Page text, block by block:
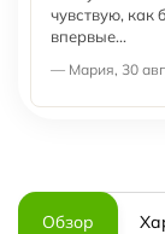
чувствую, как
впервые...
— Мария, 30
Обзор